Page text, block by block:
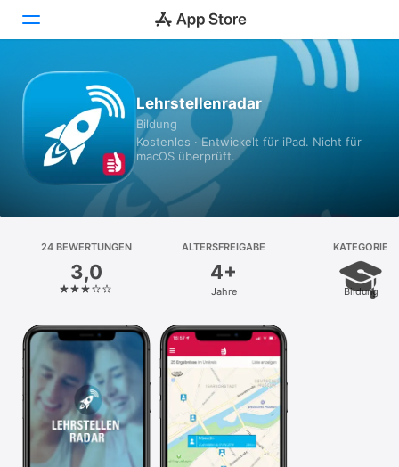
Heute
Spiele
Apps
Plattform
iPhone
iPad
Mac
Vision
Watch
Lehrstellenradar
Bildung
Kostenlos · Entwickelt für iPad. Nicht für
macOS überprüft.
24 BEWERTUNGEN
3,0
ALTERSFREIGABE
4+
Jahre
KATEGORIE
Bildung